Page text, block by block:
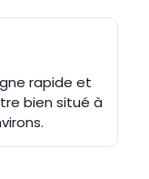
rapide et
bien situé à